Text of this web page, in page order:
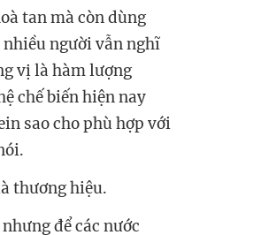
tan mà còn dùng
nhiều người vẫn nghĩ
vị là hàm lượng
chế biến hiện nay
sao cho phù hợp với
thương hiệu.
để các nước